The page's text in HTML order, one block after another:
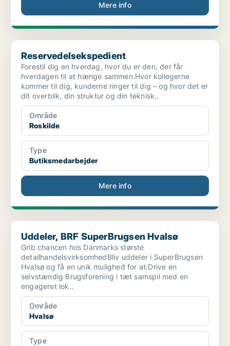
Mere info
Reservedelsekspedient
Reservedelsekspedient
Forestil dig en hverdag, hvor du er den, der får
hverdagen til at hænge sammen.Hvor kollegerne
kommer til dig, kunderne ringer til dig – og hvor det er
dit overblik, din struktur og din teknisk..
Område
Roskilde
Type
Butiksmedarbejder
Mere info
Uddeler, BRF SuperBrugsen Hvalsø
Uddeler, BRF SuperBrugsen Hvalsø
Grib chancen hos Danmarks største
detailhandelsvirksomhedBliv uddeler i SuperBrugsen
Hvalsø og få en unik mulighed for at:Drive en
selvstændig Brugsforening i tæt samspil med en
engageret lok..
Område
Hvalsø
Type